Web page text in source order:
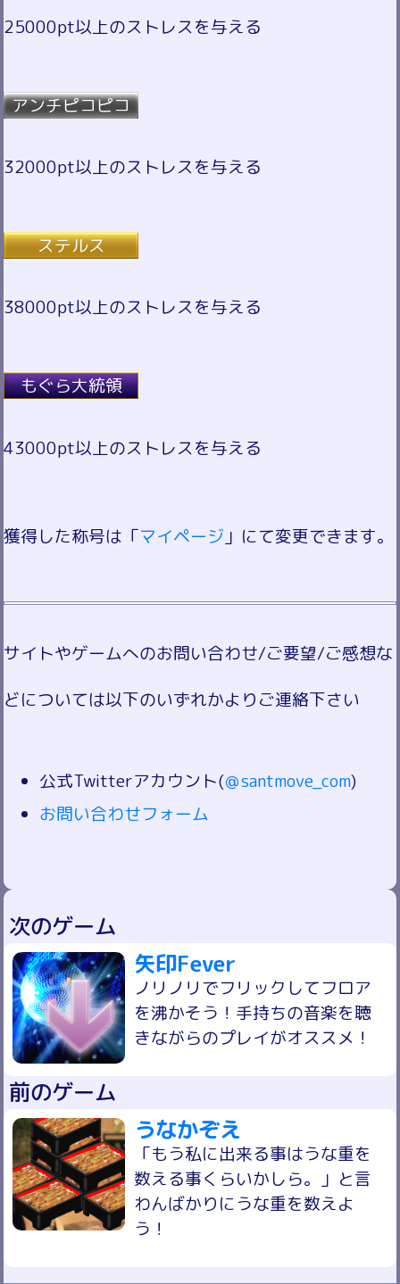
25000pt以上のストレスを与える
アンチピコピコ
32000pt以上のストレスを与える
ステルス
38000pt以上のストレスを与える
もぐら大統領
43000pt以上のストレスを与える
獲得した称号は「マイページ 」にて変更できます。
サイトやゲームへのお問い合わせ/ご要望/ご感想な
どについては以下のいずれかよりご連絡下さい
公式Twitterアカウント(＠santmove_com)
お問い合わせフォーム
次のゲーム
矢印Fever
ノリノリでフリックしてフロア
を沸かそう！手持ちの音楽を聴
きながらのプレイがオススメ！
前のゲーム
うなかぞえ
「もう私に出来る事はうな重を
数える事くらいかしら。」と言
わんばかりにうな重を数えよ
う！